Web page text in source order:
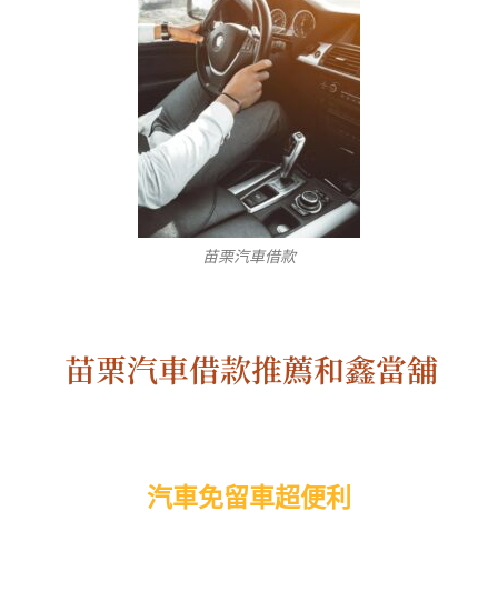
苗栗汽車借款
苗栗汽車借款推薦和鑫當舖
汽車免留車超便利